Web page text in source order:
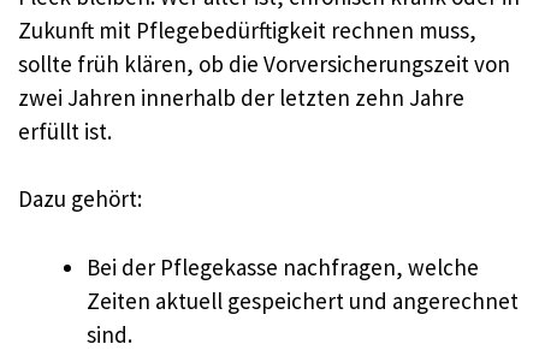
Zukunft mit Pflegebedürftigkeit rechnen muss,
sollte früh klären, ob die Vorversicherungszeit von
zwei Jahren innerhalb der letzten zehn Jahre
erfüllt ist.
Dazu gehört:
Bei der Pflegekasse nachfragen, welche
Zeiten aktuell gespeichert und angerechnet
sind.